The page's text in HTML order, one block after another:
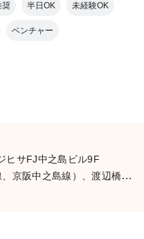
奨 半日OK 未経験OK
ベンチャー
ヒサFJ中之島ビル9F
福島駅から徒歩8分（東西線、学研都市線）、肥後橋駅から徒歩10分（四つ橋線）